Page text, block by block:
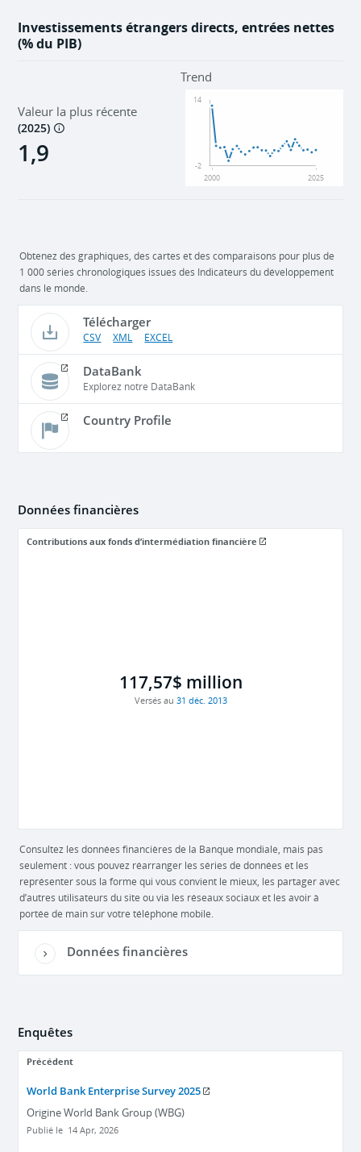
Investissements étrangers directs, entrées nettes
(% du PIB)
Valeur la plus récente
(2025)
1,9
Trend
2000 2025
-2
14
Obtenez des graphiques, des cartes et des comparaisons pour plus de
1 000 séries chronologiques issues des Indicateurs du développement
dans le monde.
Télécharger
CSV XML EXCEL
DataBank
Explorez notre DataBank
Country Profile
Données financières
Contributions aux fonds d’intermédiation financière
117,57$ million
Versés au 31 déc. 2013
Consultez les données financières de la Banque mondiale, mais pas
seulement : vous pouvez réarranger les séries de données et les
représenter sous la forme qui vous convient le mieux, les partager avec
d’autres utilisateurs du site ou via les réseaux sociaux et les avoir à
portée de main sur votre téléphone mobile.
Données financières
Enquêtes
Précédent
World Bank Enterprise Survey 2025
Origine World Bank Group (WBG)
Publié le 14 Apr, 2026